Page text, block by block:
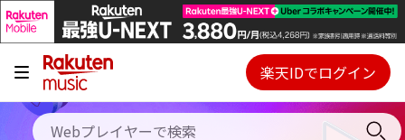
キャンペーン
料金プラン
使い方
Webプレイヤー
ご契約内容の確認・変更
楽天IDでログイン